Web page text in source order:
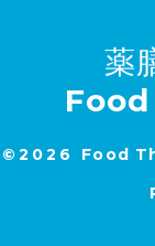
薬
©2026 Food